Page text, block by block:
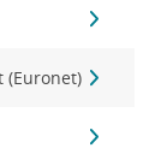
(Euronet)